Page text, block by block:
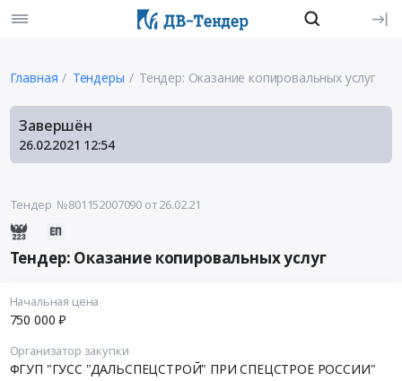
Главная Тендеры Тендер: Оказание копировальных услуг
Завершён
26.02.2021 12:54
Тендер №801152007090 от 26.02.21
Тендер: Оказание копировальных услуг
Начальная цена
750 000 ₽
Организатор закупки
ФГУП "ГУСС "ДАЛЬСПЕЦСТРОЙ" ПРИ СПЕЦСТРОЕ РОССИИ"